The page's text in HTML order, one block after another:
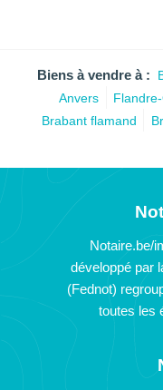
Biens à vendre à :
Anvers
Brabant flamand
Notaire.be/
développé par
(Fednot)
toutes les